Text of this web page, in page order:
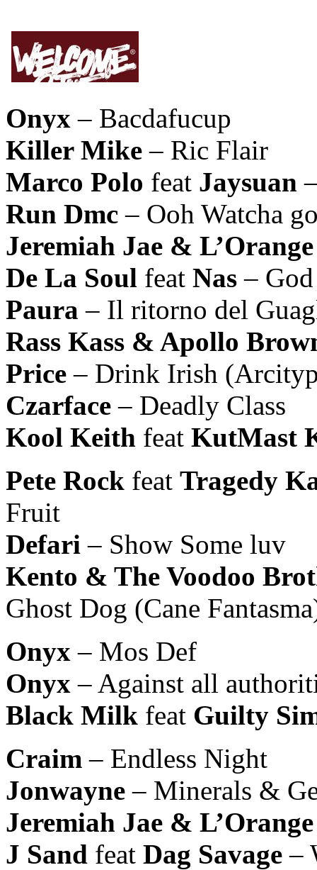
Onyx – Bacdafucup
Killer Mike – Ric Flair
Marco Polo feat Jaysuan
Run Dmc – Ooh Watcha
Jeremiah Jae & L’Orange
De La Soul feat Nas –
Paura – Il ritorno del
Rass Kass & Apollo
Price – Drink Irish
Czarface – Deadly Class
Kool Keith feat KutMast
Pete Rock feat Tragedy
Fruit
Defari – Show Some luv
Kento & The Voodoo
Ghost Dog (Cane
Onyx – Mos Def
Onyx – Against all
Black Milk feat Guilty
Craim – Endless Night
Jonwayne – Minerals &
Jeremiah Jae & L’Orange
J Sand feat Dag Savage –